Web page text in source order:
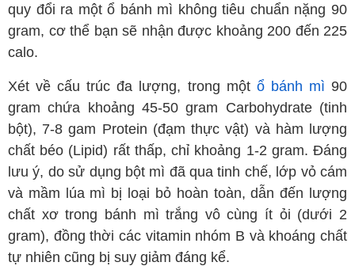
quy đổi ra một ổ bánh mì không tiêu chuẩn nặng 90
gram, cơ thể bạn sẽ nhận được khoảng 200 đến 225
calo.
Xét về cấu trúc đa lượng, trong một ổ bánh mì 90
gram chứa khoảng 45-50 gram Carbohydrate (tinh
bột), 7-8 gam Protein (đạm thực vật) và hàm lượng
chất béo (Lipid) rất thấp, chỉ khoảng 1-2 gram. Đáng
lưu ý, do sử dụng bột mì đã qua tinh chế, lớp vỏ cám
và mầm lúa mì bị loại bỏ hoàn toàn, dẫn đến lượng
chất xơ trong bánh mì trắng vô cùng ít ỏi (dưới 2
gram), đồng thời các vitamin nhóm B và khoáng chất
tự nhiên cũng bị suy giảm đáng kể.